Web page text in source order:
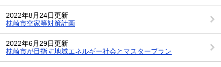
2022年8月24日更新
枕崎市空家等対策計画
2022年6月29日更新
枕崎市が目指す地域エネルギー社会とマスタープラン